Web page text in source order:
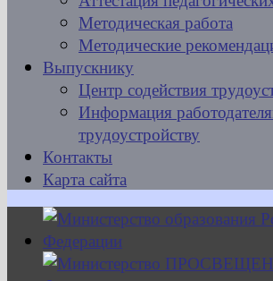
Методическая работа
Методические
Выпускнику
Центр содействия
Информация
трудоустройству
Контакты
Карта сайта